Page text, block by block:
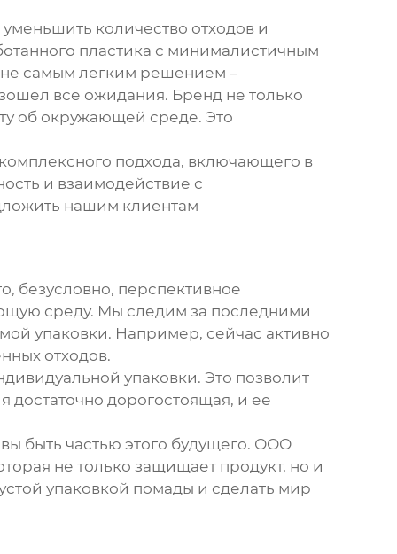
количество отходов и
пластика с минималистичным
не самым легким решением –
все ожидания. Бренд не только
об окружающей среде. Это
подхода, включающего в
и взаимодействие с
нашим клиентам
безусловно, перспективное
среду. Мы следим за последними
упаковки. Например, сейчас активно
отходов.
упаковки. Это позволит
достаточно дорогостоящая, и ее
быть частью этого будущего. ООО
не только защищает продукт, но и
упаковкой помады и сделать мир